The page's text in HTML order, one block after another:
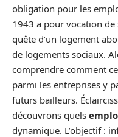
obligation pour les
1943 a pour vocation de
quête d’un logement
de logements sociaux.
comprendre comment
parmi les entreprises y
futurs bailleurs.
découvrons quels
dynamique. L’objectif :